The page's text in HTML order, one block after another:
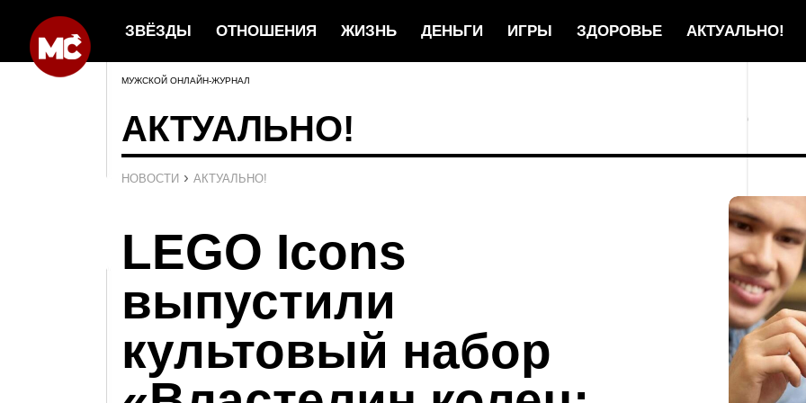
ЗВЁЗДЫ ОТНОШЕНИЯ ЖИЗНЬ ДЕНЬГИ ИГРЫ ЗДОРОВЬЕ АКТУАЛЬНО!
МУЖСКОЙ ОНЛАЙН-ЖУРНАЛ
АКТУАЛЬНО!
НОВОСТИ › АКТУАЛЬНО!
LEGO Icons
выпустили
культовый набор